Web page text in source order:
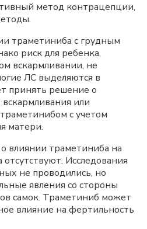
метод контрацепции,
траметиниба с грудным
риск для ребенка,
вскармливании, не
ЛС выделяются в
принять решение о
или
с учетом
матери.
влиянии траметиниба на
Исследования
не проводились, но
явления со стороны
самок. Траметиниб может
влияние на фертильность